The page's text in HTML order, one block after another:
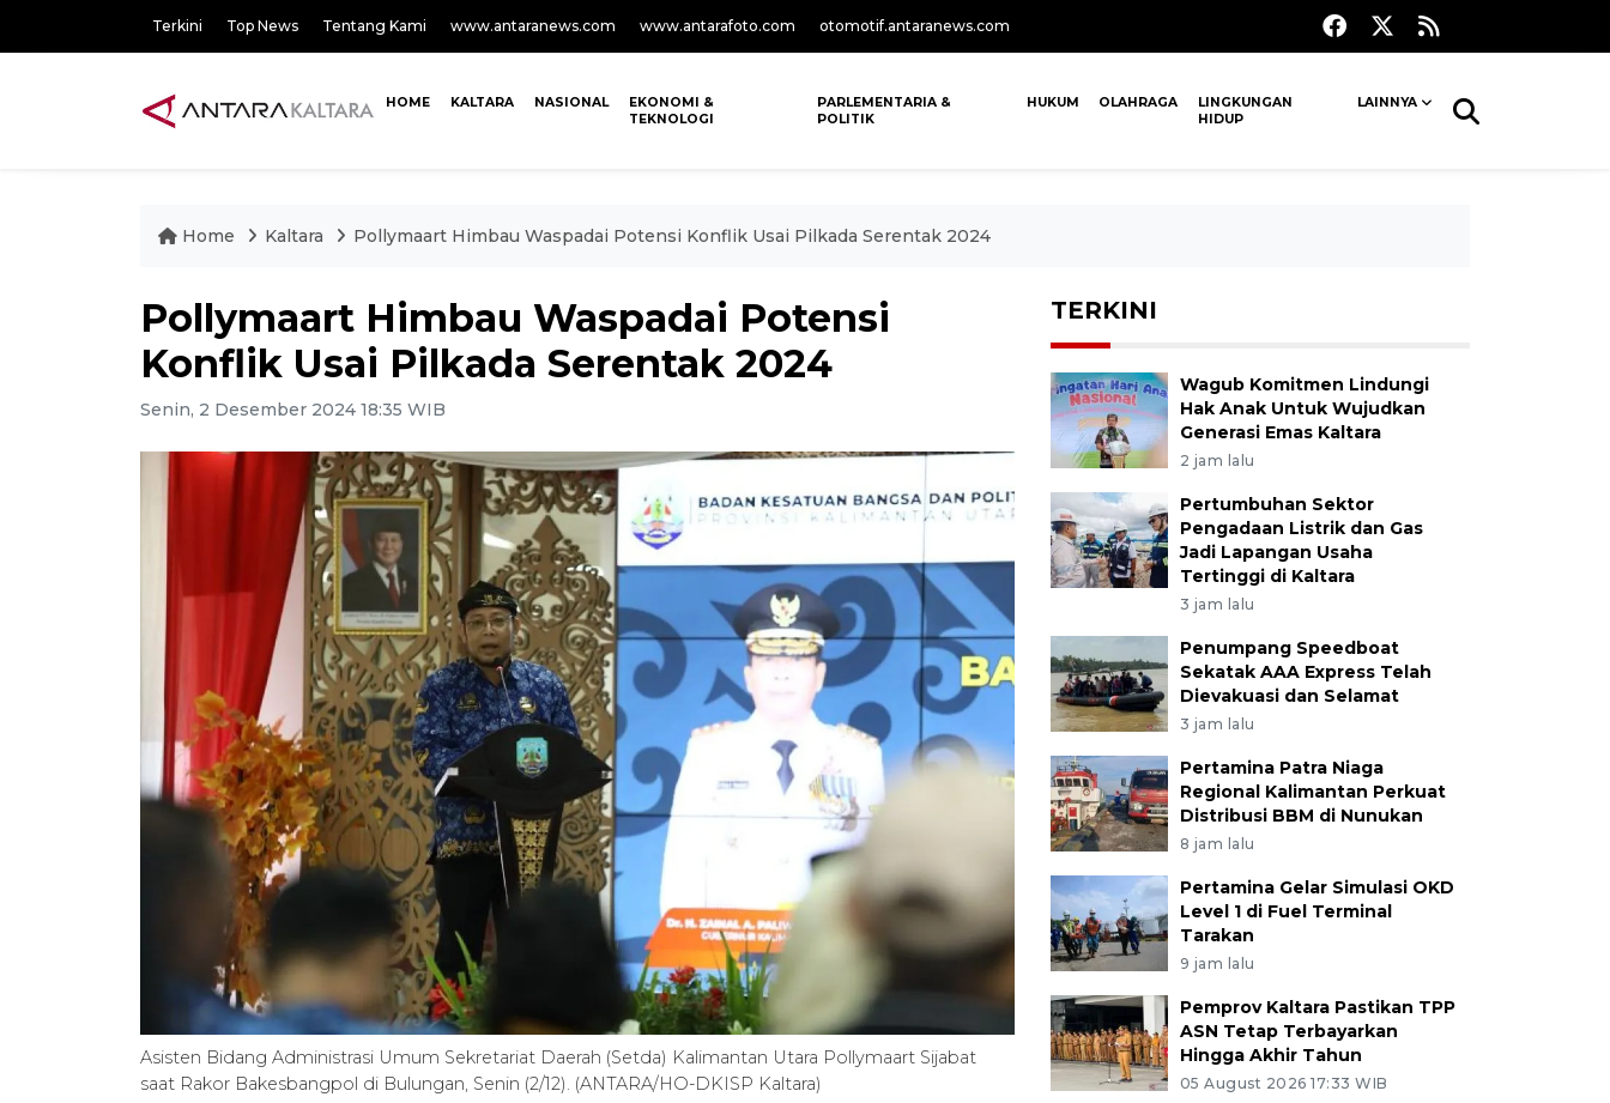
Terkini Top News Tentang Kami www.antaranews.com www.antarafoto.com otomotif.antaranews.com
HOME KALTARA NASIONAL
EKONOMI &
TEKNOLOGI
PARLEMENTARIA &
POLITIK
HUKUM OLAHRAGA
LINGKUNGAN
HIDUP
LAINNYA
Home Kaltara Pollymaart Himbau Waspadai Potensi Konflik Usai Pilkada Serentak 2024
Pollymaart Himbau Waspadai Potensi
Konflik Usai Pilkada Serentak 2024
Senin, 2 Desember 2024 18:35 WIB
Asisten Bidang Administrasi Umum Sekretariat Daerah (Setda) Kalimantan Utara Pollymaart Sijabat
saat Rakor Bakesbangpol di Bulungan, Senin (2/12). (ANTARA/HO-DKISP Kaltara)
TERKINI
Wagub Komitmen Lindungi
Hak Anak Untuk Wujudkan
Generasi Emas Kaltara
2 jam lalu
Pertumbuhan Sektor
Pengadaan Listrik dan Gas
Jadi Lapangan Usaha
Tertinggi di Kaltara
3 jam lalu
Penumpang Speedboat
Sekatak AAA Express Telah
Dievakuasi dan Selamat
3 jam lalu
Pertamina Patra Niaga
Regional Kalimantan Perkuat
Distribusi BBM di Nunukan
8 jam lalu
Pertamina Gelar Simulasi OKD
Level 1 di Fuel Terminal
Tarakan
9 jam lalu
Pemprov Kaltara Pastikan TPP
ASN Tetap Terbayarkan
Hingga Akhir Tahun
05 August 2026 17:33 WIB